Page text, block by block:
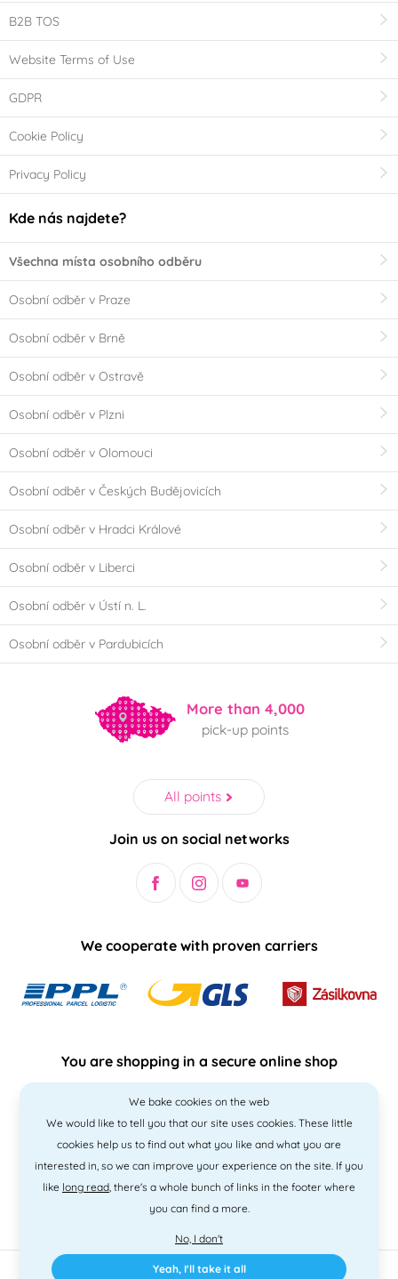
B2B TOS
Website Terms of Use
GDPR
Cookie Policy
Privacy Policy
Kde nás najdete?
Všechna místa osobního odběru
Osobní odběr v Praze
Osobní odběr v Brně
Osobní odběr v Ostravě
Osobní odběr v Plzni
Osobní odběr v Olomouci
Osobní odběr v Českých Budějovicích
Osobní odběr v Hradci Králové
Osobní odběr v Liberci
Osobní odběr v Ústí n. L.
Osobní odběr v Pardubicích
More than 4,000
pick-up points
All points
Join us on social networks
We cooperate with proven carriers
You are shopping in a secure online shop
2010 - 2026 © PNM International s.r.o. • Code by • design
We bake cookies on the web
We would like to tell you that our site uses cookies. These little
cookies help us to find out what you like and what you are
interested in, so we can improve your experience on the site. If you
like long read, there's a whole bunch of links in the footer where
you can find a more.
No, I don't
Yeah, I'll take it all